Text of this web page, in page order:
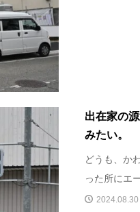
出在家の
みたい。
どうも、か
った所にエ
2024.08.30